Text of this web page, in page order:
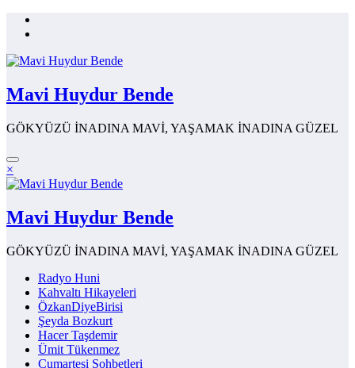
İçeriğe
Mavi Huydur Bende
GÖKYÜZÜ İNADINA MAVİ, YAŞAMAK İNADINA GÜZEL
×
Mavi Huydur Bende
GÖKYÜZÜ İNADINA MAVİ, YAŞAMAK İNADINA GÜZEL
Radyo Huni
Kahvaltı Hikayeleri
ÖzkanDiyeBirisi
Şeyda Bozkurt
Hacer Taşdemir
Ümit Tükenmez
Cumartesi Sohbetleri